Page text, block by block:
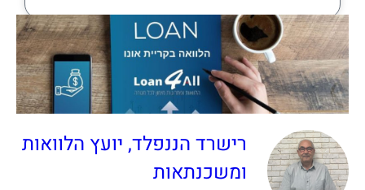
רישרד הננפלד, יועץ הלוואות
ומשכנתאות